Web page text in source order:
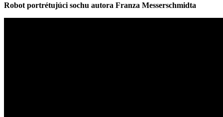
Robot portrétujúci sochu autora Franza Messerschmidta